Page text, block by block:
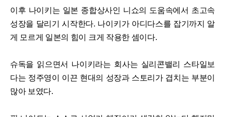
이후 나이키는 일본 종합상사인 니쇼의 도움속에서 초고속
성장을 달리기 시작한다. 나이키가 아디다스를 잡기까지 알
게 모르게 일본의 힘이 크게 작용한 셈이다.
슈독을 읽으면서 나이키라는 회사는 실리콘밸리 스타일보
다는 정주영이 이끈 현대의 성장과 스토리가 겹치는 부분이
많아 보였다.